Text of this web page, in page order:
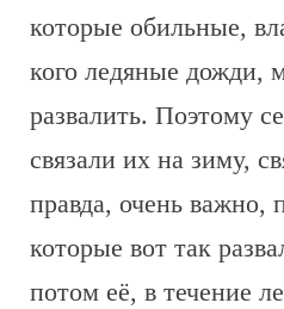
которые обильные,
кого ледяные дожди,
развалить. Поэтому
связали их на зиму,
правда, очень важно,
которые вот так
потом её, в течение